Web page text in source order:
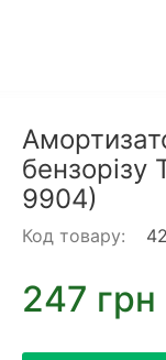
9904)
Код товару:
247 грн